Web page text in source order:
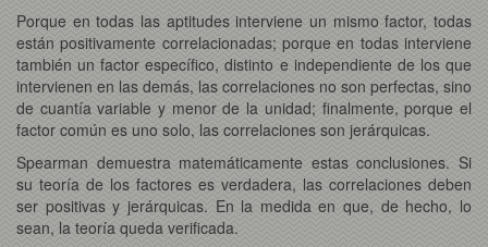
Porque en todas las aptitudes interviene un mismo factor, todas
están positivamente correlacionadas; porque en todas interviene
también un factor específico, distinto e independiente de los que
intervienen en las demás, las correlaciones no son perfectas, sino
de cuantía variable y menor de la unidad; finalmente, porque el
factor común es uno solo, las correlaciones son jerárquicas.
Spearman demuestra matemáticamente estas conclusiones. Si
su teoría de los factores es verdadera, las correlaciones deben
ser positivas y jerárquicas. En la medida en que, de hecho, lo
sean, la teoría queda verificada.